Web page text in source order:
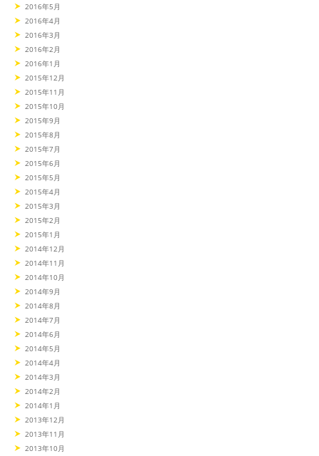
2016年5月
2016年4月
2016年3月
2016年2月
2016年1月
2015年12月
2015年11月
2015年10月
2015年9月
2015年8月
2015年7月
2015年6月
2015年5月
2015年4月
2015年3月
2015年2月
2015年1月
2014年12月
2014年11月
2014年10月
2014年9月
2014年8月
2014年7月
2014年6月
2014年5月
2014年4月
2014年3月
2014年2月
2014年1月
2013年12月
2013年11月
2013年10月